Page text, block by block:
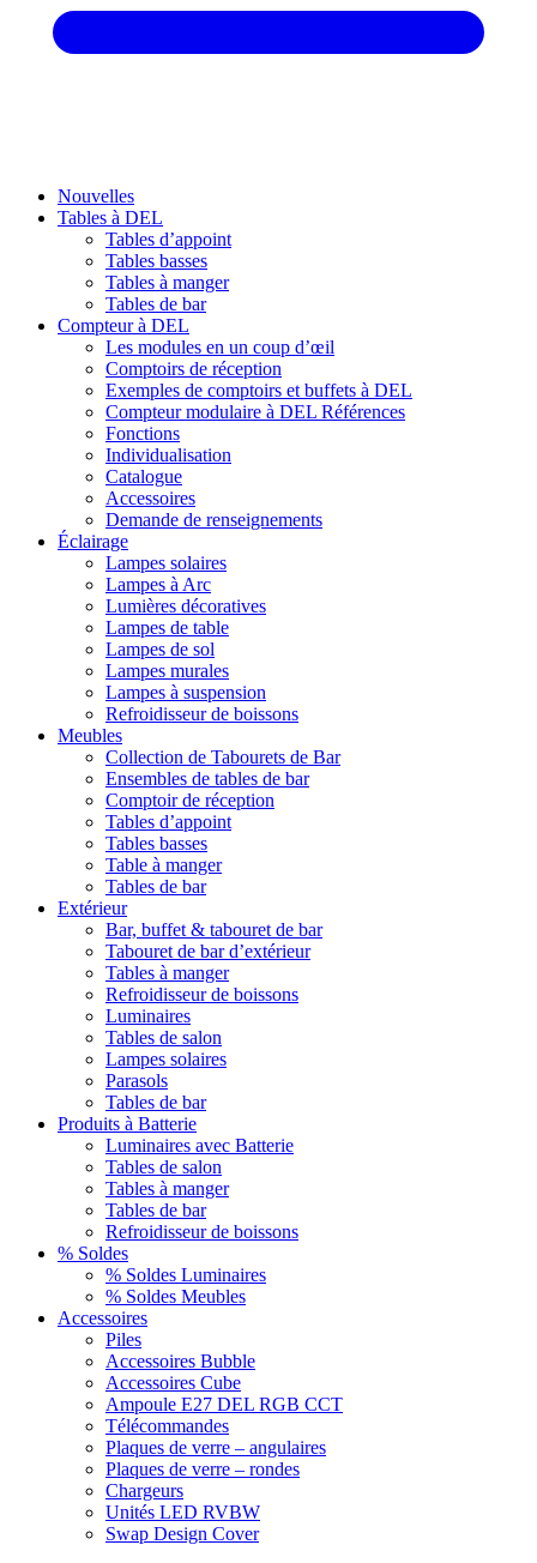
Nouvelles
Tables à DEL
Tables d’appoint
Tables basses
Tables à manger
Tables de bar
Compteur à DEL
Les modules en un coup d’œil
Comptoirs de réception
Exemples de comptoirs et buffets à DEL
Compteur modulaire à DEL Références
Fonctions
Individualisation
Catalogue
Accessoires
Demande de renseignements
Éclairage
Lampes solaires
Lampes à Arc
Lumières décoratives
Lampes de table
Lampes de sol
Lampes murales
Lampes à suspension
Refroidisseur de boissons
Meubles
Collection de Tabourets de Bar
Ensembles de tables de bar
Comptoir de réception
Tables d’appoint
Tables basses
Table à manger
Tables de bar
Extérieur
Bar, buffet & tabouret de bar
Tabouret de bar d’extérieur
Tables à manger
Refroidisseur de boissons
Luminaires
Tables de salon
Lampes solaires
Parasols
Tables de bar
Produits à Batterie
Luminaires avec Batterie
Tables de salon
Tables à manger
Tables de bar
Refroidisseur de boissons
% Soldes
% Soldes Luminaires
% Soldes Meubles
Accessoires
Piles
Accessoires Bubble
Accessoires Cube
Ampoule E27 DEL RGB CCT
Télécommandes
Plaques de verre – angulaires
Plaques de verre – rondes
Chargeurs
Unités LED RVBW
Swap Design Cover